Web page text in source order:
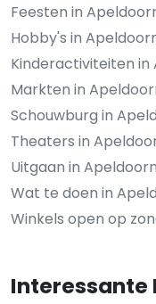
Feesten in
Hobby's in
Kinderactiviteiten in
Markten in
Schouwburg in
Theaters in
Uitgaan in Apeldoorn
Wat te doen in
Winkels open op
Interessante